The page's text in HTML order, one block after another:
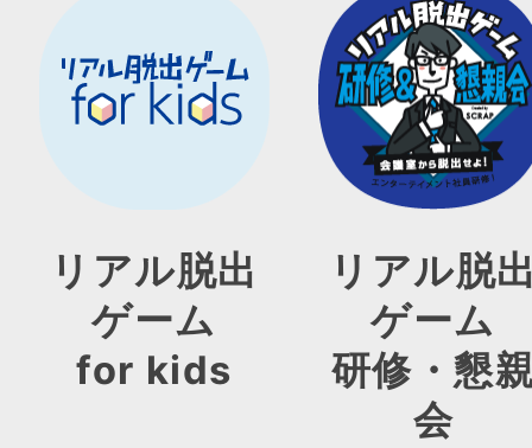
リアル脱出
ゲーム
for kids
リアル脱
ゲーム
研修・懇
会